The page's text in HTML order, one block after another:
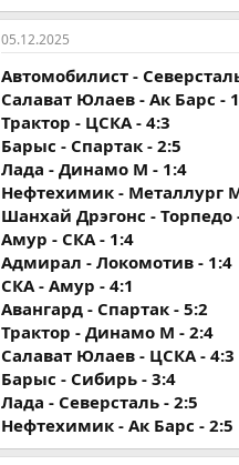
05.12.2025
Автомобилист -
Салават Юлаев - Ак Барс -
Трактор - ЦСКА - 4:3
Барыс - Спартак - 2:5
Лада - Динамо М - 1:4
Нефтехимик - Металлург
Шанхай Дрэгонс - Торпедо
Амур - СКА - 1:4
Адмирал - Локомотив - 1:4
СКА - Амур - 4:1
Авангард - Спартак - 5:2
Трактор - Динамо М - 2:4
Салават Юлаев - ЦСКА - 4:3
Барыс - Сибирь - 3:4
Лада - Северсталь - 2:5
Нефтехимик - Ак Барс - 2:5